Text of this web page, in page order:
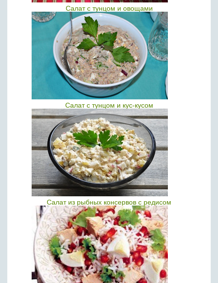
Салат с тунцом и овощами
Салат с тунцом и кус-кусом
Салат из рыбных консервов с редисом